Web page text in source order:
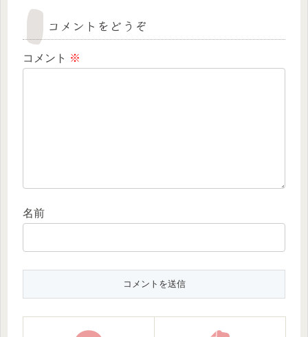
コメントをどうぞ
コメント ※
名前